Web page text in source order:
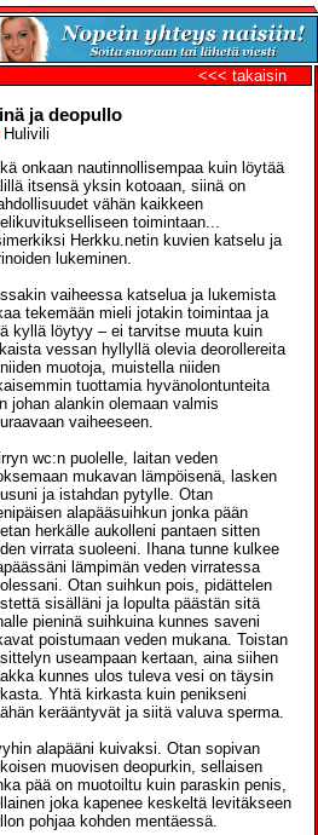
<<< takaisin
ja deopullo
Hulivili
onkaan nautinnollisempaa kuin löytää
itsensä yksin kotoaan, siinä on
vähän kaikkeen
toimintaan...
Herkku.netin kuvien katselu ja
lukeminen.
vaiheessa katselua ja lukemista
tekemään mieli jotakin toimintaa ja
kyllä löytyy – ei tarvitse muuta kuin
vessan hyllyllä olevia deorollereita
muotoja, muistella niiden
tuottamia hyvänolontunteita
johan alankin olemaan valmis
vaiheeseen.
wc:n puolelle, laitan veden
mukavan lämpöisenä, lasken
ja istahdan pytylle. Otan
alapääsuihkun jonka pään
herkälle aukolleni pantaen sitten
virrata suoleeni. Ihana tunne kulkee
lämpimän veden virratessa
Otan suihkun pois, pidättelen
sisälläni ja lopulta päästän sitä
pieninä suihkuina kunnes saveni
poistumaan veden mukana. Toistan
useampaan kertaan, aina siihen
kunnes ulos tuleva vesi on täysin
Yhtä kirkasta kuin penikseni
kerääntyvät ja siitä valuva sperma.
alapääni kuivaksi. Otan sopivan
muovisen deopurkin, sellaisen
pää on muotoiltu kuin paraskin penis,
joka kapenee keskeltä levitäkseen
pohjaa kohden mentäessä.